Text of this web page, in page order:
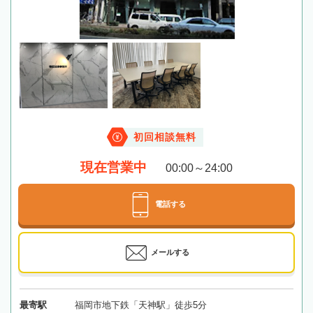
初回相談無料
現在営業中 00:00～24:00
電話する
メールする
最寄駅 福岡市地下鉄「天神駅」徒歩5分